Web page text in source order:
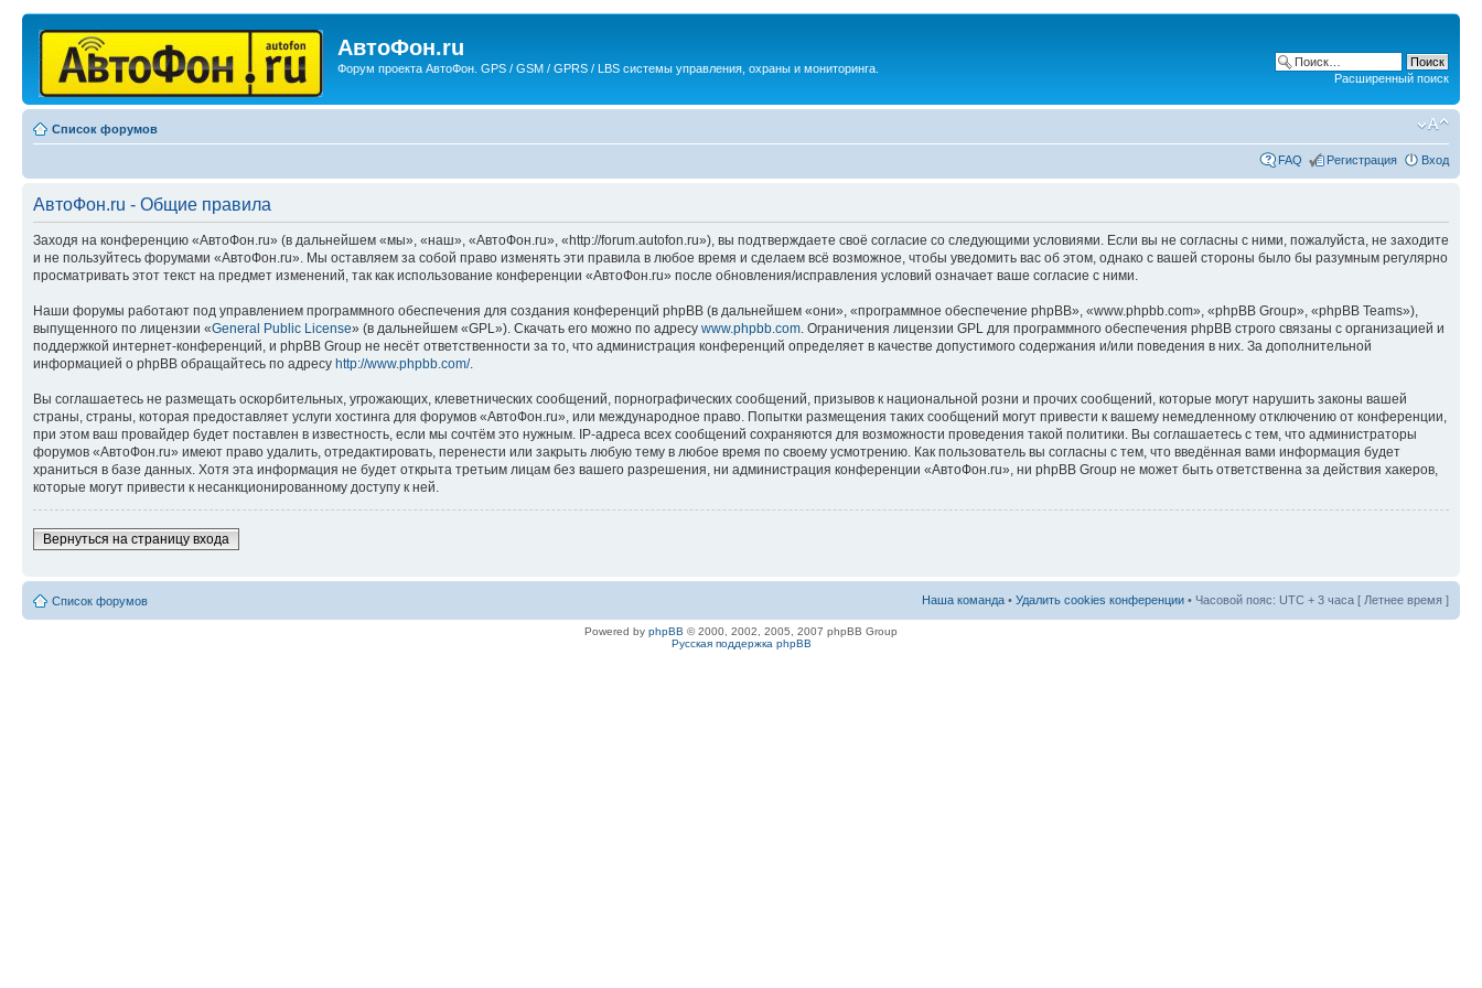
АвтоФон.ru
Форум проекта АвтоФон. GPS / GSM / GPRS / LBS системы управления, охраны и мониторинга.
Расширенный поиск
Список форумов
FAQ Регистрация Вход
АвтоФон.ru - Общие правила
Заходя на конференцию «АвтоФон.ru» (в дальнейшем «мы», «наш», «АвтоФон.ru», «http://forum.autofon.ru»), вы подтверждаете своё согласие со следующими условиями. Если вы не согласны с ними, пожалуйста, не заходите
и не пользуйтесь форумами «АвтоФон.ru». Мы оставляем за собой право изменять эти правила в любое время и сделаем всё возможное, чтобы уведомить вас об этом, однако с вашей стороны было бы разумным регулярно
просматривать этот текст на предмет изменений, так как использование конференции «АвтоФон.ru» после обновления/исправления условий означает ваше согласие с ними.
Наши форумы работают под управлением программного обеспечения для создания конференций phpBB (в дальнейшем «они», «программное обеспечение phpBB», «www.phpbb.com», «phpBB Group», «phpBB Teams»),
выпущенного по лицензии «General Public License» (в дальнейшем «GPL»). Скачать его можно по адресу www.phpbb.com. Ограничения лицензии GPL для программного обеспечения phpBB строго связаны с организацией и
поддержкой интернет-конференций, и phpBB Group не несёт ответственности за то, что администрация конференций определяет в качестве допустимого содержания и/или поведения в них. За дополнительной
информацией о phpBB обращайтесь по адресу http://www.phpbb.com/.
Вы соглашаетесь не размещать оскорбительных, угрожающих, клеветнических сообщений, порнографических сообщений, призывов к национальной розни и прочих сообщений, которые могут нарушить законы вашей
страны, страны, которая предоставляет услуги хостинга для форумов «АвтоФон.ru», или международное право. Попытки размещения таких сообщений могут привести к вашему немедленному отключению от конференции,
при этом ваш провайдер будет поставлен в известность, если мы сочтём это нужным. IP-адреса всех сообщений сохраняются для возможности проведения такой политики. Вы соглашаетесь с тем, что администраторы
форумов «АвтоФон.ru» имеют право удалить, отредактировать, перенести или закрыть любую тему в любое время по своему усмотрению. Как пользователь вы согласны с тем, что введённая вами информация будет
храниться в базе данных. Хотя эта информация не будет открыта третьим лицам без вашего разрешения, ни администрация конференции «АвтоФон.ru», ни phpBB Group не может быть ответственна за действия хакеров,
которые могут привести к несанкционированному доступу к ней.
Вернуться на страницу входа
Список форумов Наша команда • Удалить cookies конференции • Часовой пояс: UTC + 3 часа [ Летнее время ]
Powered by phpBB © 2000, 2002, 2005, 2007 phpBB Group
Русская поддержка phpBB